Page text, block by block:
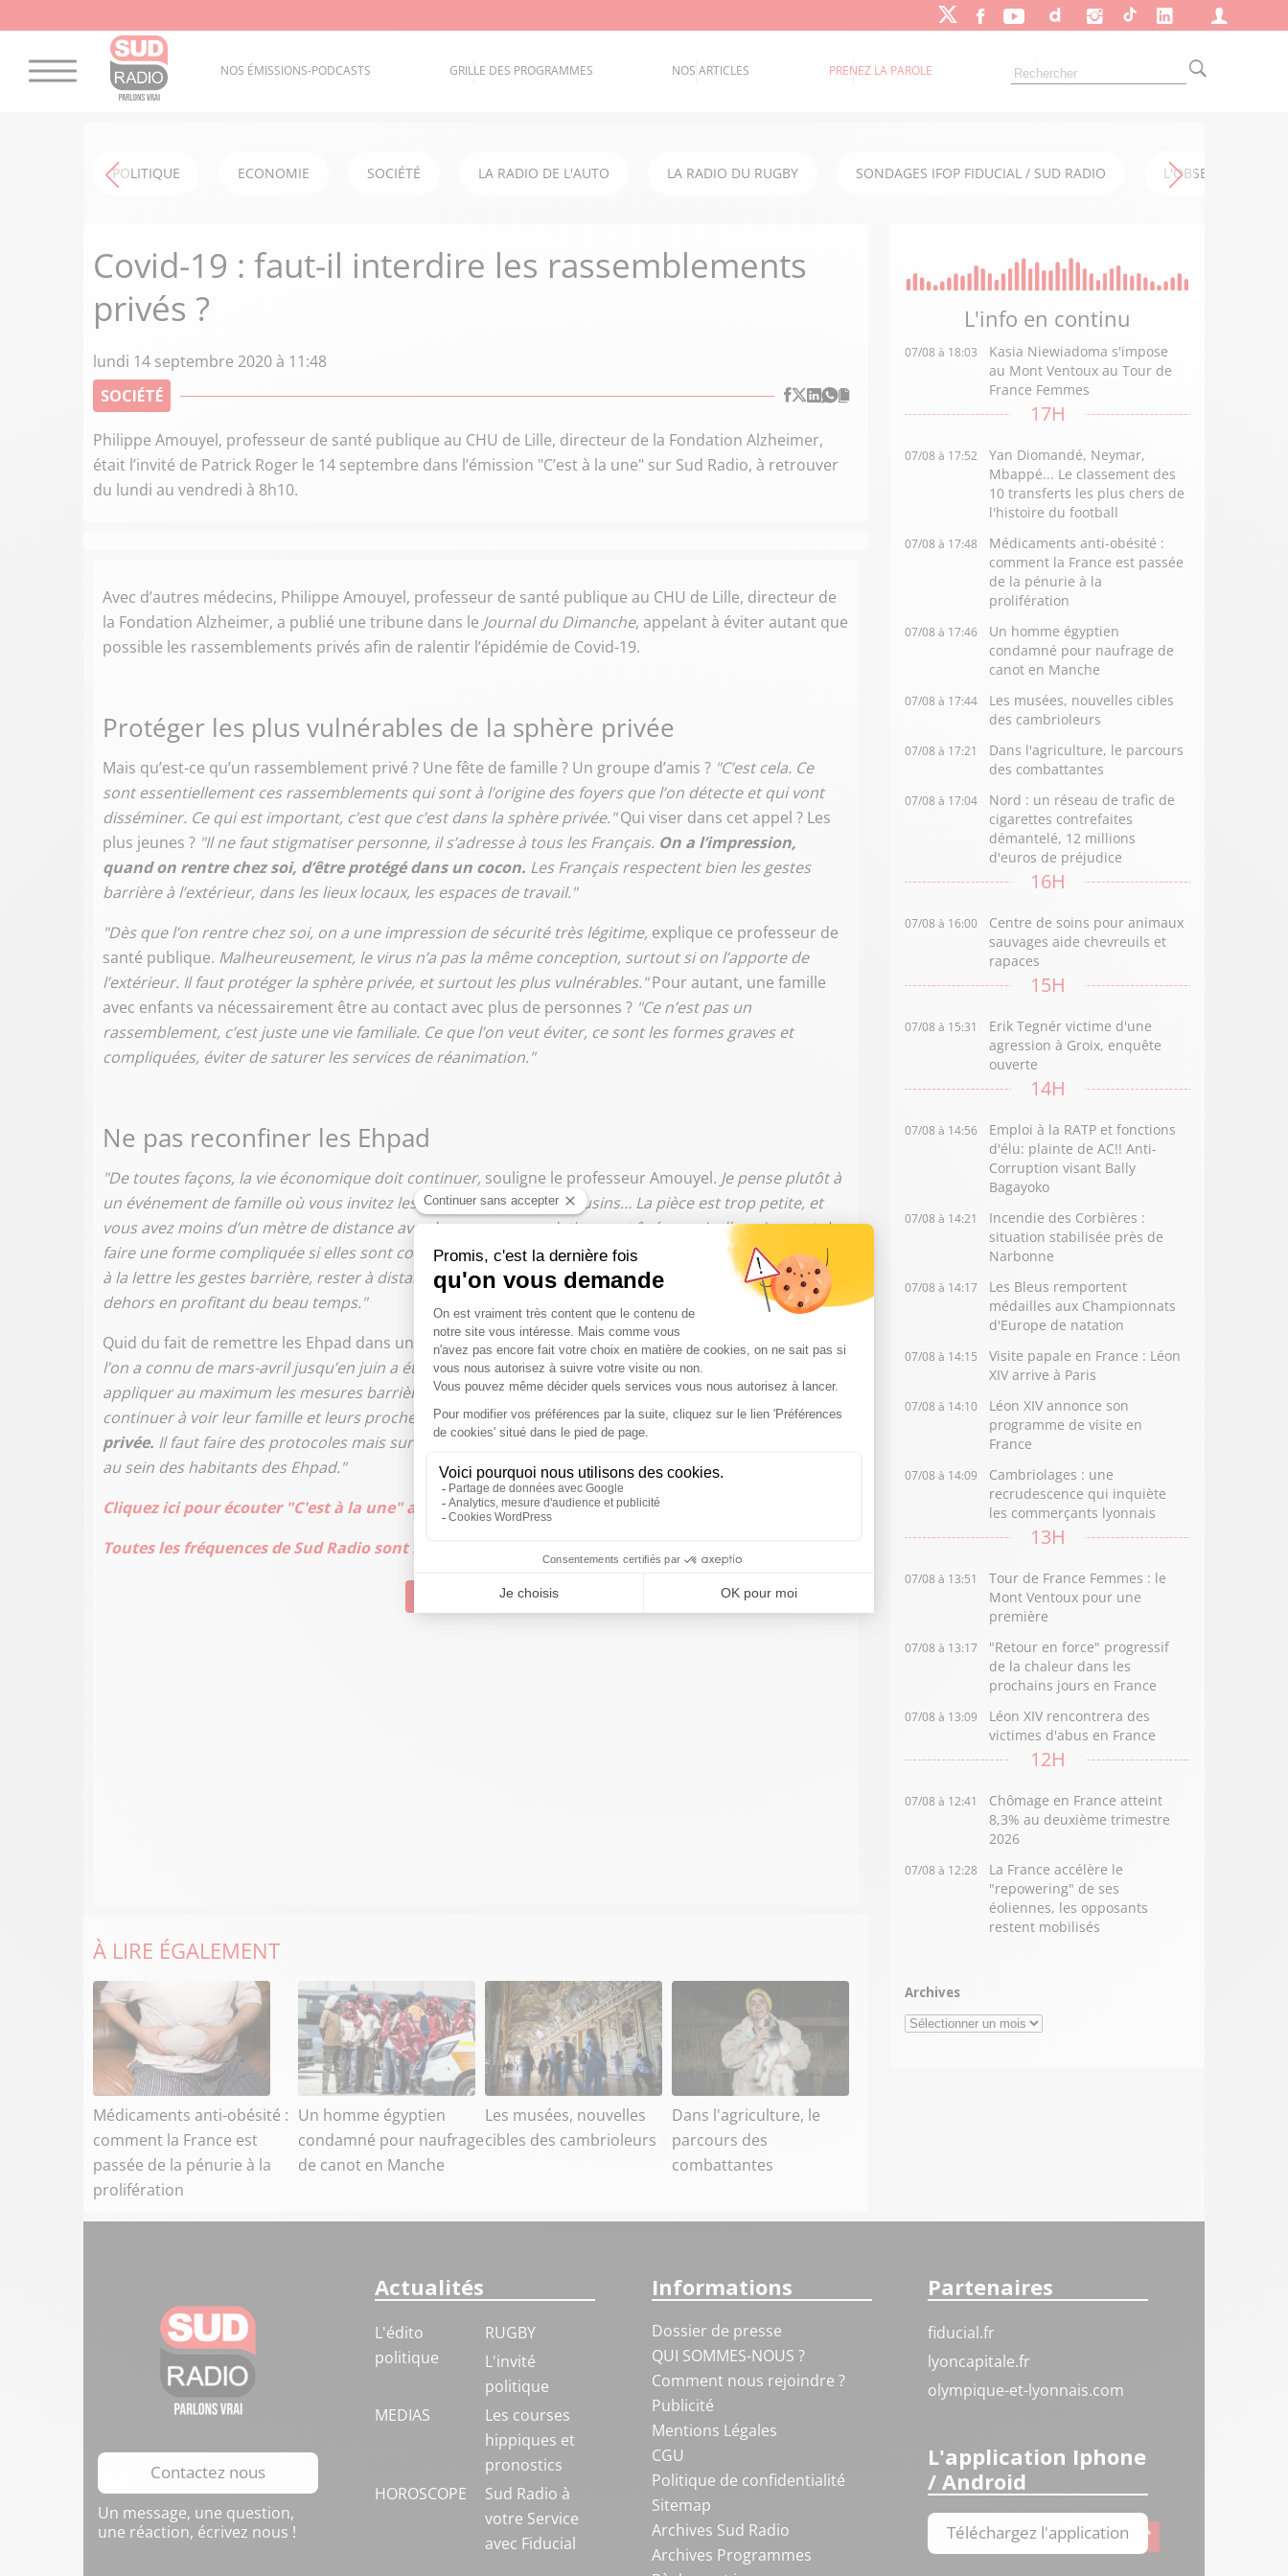
NOS ÉMISSIONS-PODCASTS GRILLE DES PROGRAMMES NOS ARTICLES PRENEZ LA PAROLE
POLITIQUE ECONOMIE SOCIÉTÉ LA RADIO DE L'AUTO LA RADIO DU RUGBY SONDAGES IFOP FIDUCIAL / SUD RADIO L'OBSERVATOIRE
Covid-19 : faut-il interdire les rassemblements
privés ?
lundi 14 septembre 2020 à 11:48
SOCIÉTÉ
Philippe Amouyel, professeur de santé publique au CHU de Lille, directeur de la Fondation Alzheimer,
était l’invité de Patrick Roger le 14 septembre dans l’émission "C’est à la une" sur Sud Radio, à retrouver
du lundi au vendredi à 8h10.
Avec d’autres médecins, Philippe Amouyel, professeur de santé publique au CHU de Lille, directeur de
la Fondation Alzheimer, a publié une tribune dans le Journal du Dimanche, appelant à éviter autant que
possible les rassemblements privés afin de ralentir l’épidémie de Covid-19.
Protéger les plus vulnérables de la sphère privée
Mais qu’est-ce qu’un rassemblement privé ? Une fête de famille ? Un groupe d’amis ? "C’est cela. Ce
sont essentiellement ces rassemblements qui sont à l’origine des foyers que l’on détecte et qui vont
disséminer. Ce qui est important, c’est que c’est dans la sphère privée."Qui viser dans cet appel ? Les
plus jeunes ? "Il ne faut stigmatiser personne, il s’adresse à tous les Français. On a l’impression,
quand on rentre chez soi, d’être protégé dans un cocon. Les Français respectent bien les gestes
barrière à l’extérieur, dans les lieux locaux, les espaces de travail."
"Dès que l’on rentre chez soi, on a une impression de sécurité très légitime, explique ce professeur de
santé publique. Malheureusement, le virus n’a pas la même conception, surtout si on l’apporte de
l’extérieur. Il faut protéger la sphère privée, et surtout les plus vulnérables."Pour autant, une famille
avec enfants va nécessairement être au contact avec plus de personnes ? "Ce n’est pas un
rassemblement, c’est juste une vie familiale. Ce que l’on veut éviter, ce sont les formes graves et
compliquées, éviter de saturer les services de réanimation."
Ne pas reconfiner les Ehpad
"De toutes façons, la vie économique doit continuer, souligne le professeur Amouyel. Je pense plutôt à
un événement de famille où vous invitez les grands-parents, les cousins… La pièce est trop petite, et
vous avez moins d’un mètre de distance avec les personnes relativement âgées, qui, elles, risquent de
faire une forme compliquée si elles sont contaminées. C’est là où il faut faire attention. Il faut respecter
à la lettre les gestes barrière, rester à distance, mettre des masques à tout le monde, ou bien faire cela
dehors en profitant du beau temps."
Quid du fait de remettre les Ehpad dans une forme de bulle ?"Il ne faut pas fermer les Ehpad, ce que
l’on a connu de mars-avril jusqu’en juin a été dramatique",insiste Philippe Amouyel.
appliquer au maximum les mesures barrière dans les meilleures conditions, que les gens puissent
continuer à voir leur famille et leurs proches.
On est justement à limite de la sphère publique et
privée. Il faut faire des protocoles mais surtout pas confiner complètement, ce qui créerait des drames
au sein des habitants des Ehpad."
Cliquez ici pour écouter "C'est à la une" avec Patrick Roger
Toutes les fréquences de Sud Radio sont ici !
Suivre Sud Radio
À LIRE ÉGALEMENT
Médicaments anti-obésité :
comment la France est
passée de la pénurie à la
prolifération
Un homme égyptien
condamné pour naufrage
de canot en Manche
Les musées, nouvelles
cibles des cambrioleurs
Dans l'agriculture, le
parcours des
combattantes
L'info en continu
07/08 à 18:03
Kasia Niewiadoma s'impose
au Mont Ventoux au Tour de
France Femmes
17H
07/08 à 17:52
Yan Diomandé, Neymar,
Mbappé... Le classement des
10 transferts les plus chers de
l'histoire du football
07/08 à 17:48
Médicaments anti-obésité :
comment la France est passée
de la pénurie à la
prolifération
07/08 à 17:46
Un homme égyptien
condamné pour naufrage de
canot en Manche
07/08 à 17:44
Les musées, nouvelles cibles
des cambrioleurs
07/08 à 17:21
Dans l'agriculture, le parcours
des combattantes
07/08 à 17:04
Nord : un réseau de trafic de
cigarettes contrefaites
démantelé, 12 millions
d'euros de préjudice
16H
07/08 à 16:00
Centre de soins pour animaux
sauvages aide chevreuils et
rapaces
15H
07/08 à 15:31
Erik Tegnér victime d'une
agression à Groix, enquête
ouverte
14H
07/08 à 14:56
Emploi à la RATP et fonctions
d'élu: plainte de AC!! Anti-
Corruption visant Bally
Bagayoko
07/08 à 14:21
Incendie des Corbières :
situation stabilisée près de
Narbonne
07/08 à 14:17
Les Bleus remportent
médailles aux Championnats
d'Europe de natation
07/08 à 14:15
Visite papale en France : Léon
XIV arrive à Paris
07/08 à 14:10
Léon XIV annonce son
programme de visite en
France
07/08 à 14:09
Cambriolages : une
recrudescence qui inquiète
les commerçants lyonnais
13H
07/08 à 13:51
Tour de France Femmes : le
Mont Ventoux pour une
première
07/08 à 13:17
"Retour en force" progressif
de la chaleur dans les
prochains jours en France
07/08 à 13:09
Léon XIV rencontrera des
victimes d'abus en France
12H
07/08 à 12:41
Chômage en France atteint
8,3% au deuxième trimestre
2026
07/08 à 12:28
La France accélère le
"repowering" de ses
éoliennes, les opposants
restent mobilisés
Archives
Archives
Contactez nous
Un message, une question,
une réaction, écrivez nous !
Actualités
L'édito
politique
RUGBY
L'invité
politique
MEDIAS
Les courses
hippiques et
pronostics
HOROSCOPE
Sud Radio à
votre Service
avec Fiducial
Informations
Dossier de presse
QUI SOMMES-NOUS ?
Comment nous rejoindre ?
Publicité
Mentions Légales
CGU
Politique de confidentialité
Sitemap
Archives Sud Radio
Archives Programmes
Partenaires
fiducial.fr
lyoncapitale.fr
olympique-et-lyonnais.com
L'application Iphone
/ Android
Téléchargez l'application